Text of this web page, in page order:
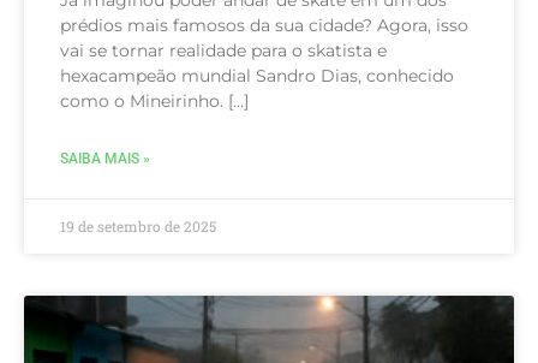
prédios mais famosos da sua cidade? Agora, isso
vai se tornar realidade para o skatista e
hexacampeão mundial Sandro Dias, conhecido
como o Mineirinho. […]
SAIBA MAIS »
19 de setembro de 2025